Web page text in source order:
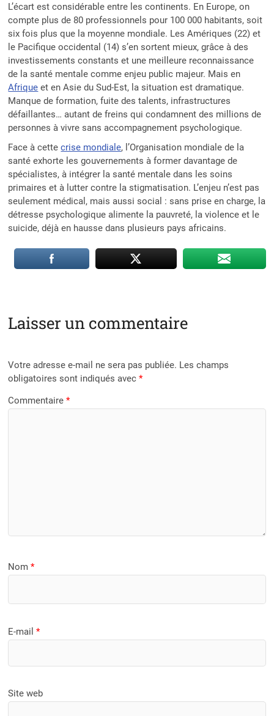
L’écart est considérable entre les continents. En Europe, on
compte plus de 80 professionnels pour 100 000 habitants, soit
six fois plus que la moyenne mondiale. Les Amériques (22) et
le Pacifique occidental (14) s’en sortent mieux, grâce à des
investissements constants et une meilleure reconnaissance
de la santé mentale comme enjeu public majeur. Mais en
Afrique et en Asie du Sud-Est, la situation est dramatique.
Manque de formation, fuite des talents, infrastructures
défaillantes… autant de freins qui condamnent des millions de
personnes à vivre sans accompagnement psychologique.
Face à cettecrise mondiale, l’Organisation mondiale de la
santé exhorte les gouvernements à former davantage de
spécialistes, à intégrer la santé mentale dans les soins
primaires et à lutter contre la stigmatisation. L’enjeu n’est pas
seulement médical, mais aussi social : sans prise en charge, la
détresse psychologique alimente la pauvreté, la violence et le
suicide, déjà en hausse dans plusieurs pays africains.
Laisser un commentaire
Votre adresse e-mail ne sera pas publiée. Les champs
obligatoires sont indiqués avec*
Commentaire*
Nom*
E-mail*
Site web